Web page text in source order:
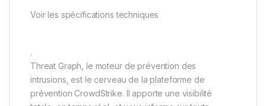
Voir les spécifications techniques
.
Threat Graph, le moteur de prévention des
intrusions, est le cerveau de la plateforme de
prévention CrowdStrike. Il apporte une visibilité